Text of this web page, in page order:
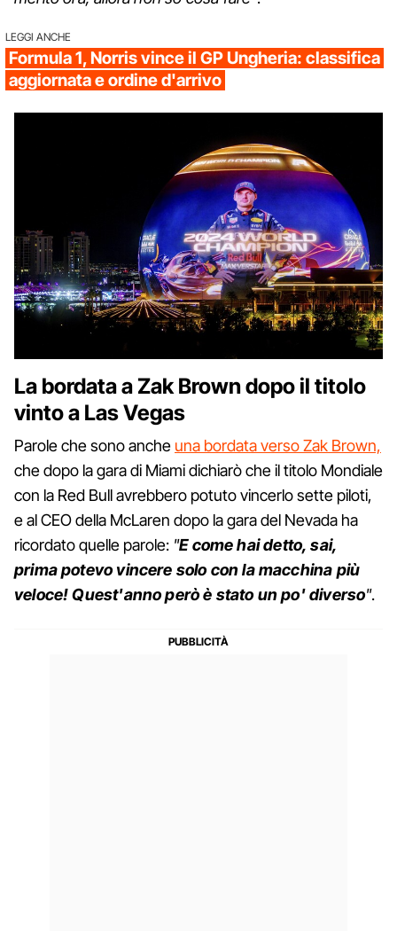
LEGGI ANCHE
Formula 1, Norris vince il GP Ungheria: classifica
aggiornata e ordine d'arrivo
La bordata a Zak Brown dopo il titolo
vinto a Las Vegas
Parole che sono anche una bordata verso Zak Brown,
che dopo la gara di Miami dichiarò che il titolo Mondiale
con la Red Bull avrebbero potuto vincerlo sette piloti,
e al CEO della McLaren dopo la gara del Nevada ha
ricordato quelle parole: "E come hai detto, sai,
prima potevo vincere solo con la macchina più
veloce! Quest'anno però è stato un po' diverso".